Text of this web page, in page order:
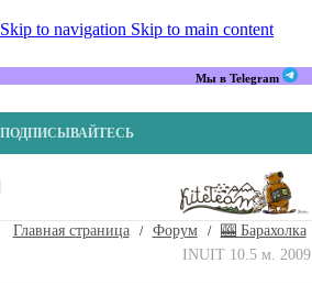
Skip to navigation Skip to main content
Мы в Telegram
ПОДПИСЫВАЙТЕСЬ
Главная страница Форум 🎰 Барахолка
INUIT 10.5 м. 2009